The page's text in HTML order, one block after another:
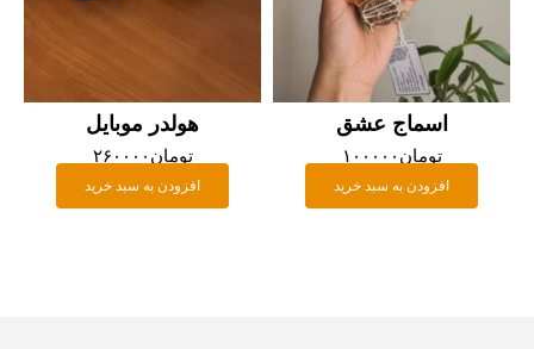
اسماج عشق
تومان۱۰۰۰۰۰
افزودن به سبد خرید
هولدر موبایل
تومان۲۶۰۰۰۰
افزودن به سبد خرید